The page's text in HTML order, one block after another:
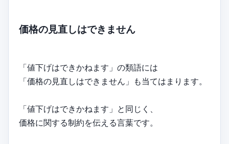
価格の見直しはできません
「値下げはできかねます」の類語には
「価格の見直しはできません」も当てはまります。
「値下げはできかねます」と同じく、
価格に関する制約を伝える言葉です。